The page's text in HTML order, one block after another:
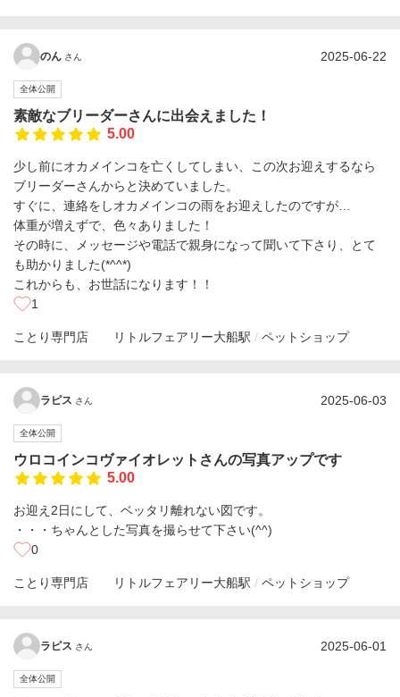
のん さん 2025-06-22
全体公開
素敵なブリーダーさんに出会えました！
5.00
少し前にオカメインコを亡くしてしまい、この次お迎えするなら
ブリーダーさんからと決めていました。
すぐに、連絡をしオカメインコの雨をお迎えしたのですが…
体重が増えずで、色々ありました！
その時に、メッセージや電話で親身になって聞いて下さり、とて
も助かりました(*^^*)
これからも、お世話になります！！
1
ことり専門店 リトルフェアリー大船駅 ペットショップ
ラピス さん 2025-06-03
全体公開
ウロコインコヴァイオレットさんの写真アップです
5.00
お迎え2日にして、ベッタリ離れない図です。
・・・ちゃんとした写真を撮らせて下さい(^^)
0
ことり専門店 リトルフェアリー大船駅 ペットショップ
ラピス さん 2025-06-01
全体公開